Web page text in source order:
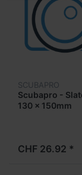
SCUBAPRO
Scubapro -
130 x 150mm
CHF 26.92 *